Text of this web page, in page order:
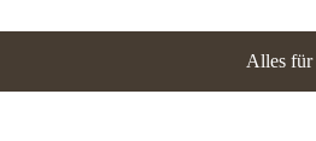
Alles für